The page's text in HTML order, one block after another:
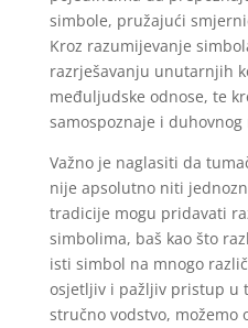
simbole, pružajući
Kroz razumijevanje
razrješavanju unutarnjih
međuljudske odnose, te
samospoznaje i duhovnog
Važno je naglasiti da
nije apsolutno niti
tradicije mogu pridavati
simbolima, baš kao što
isti simbol na mnogo
osjetljiv i pažljiv pristup u
stručno vodstvo, možemo